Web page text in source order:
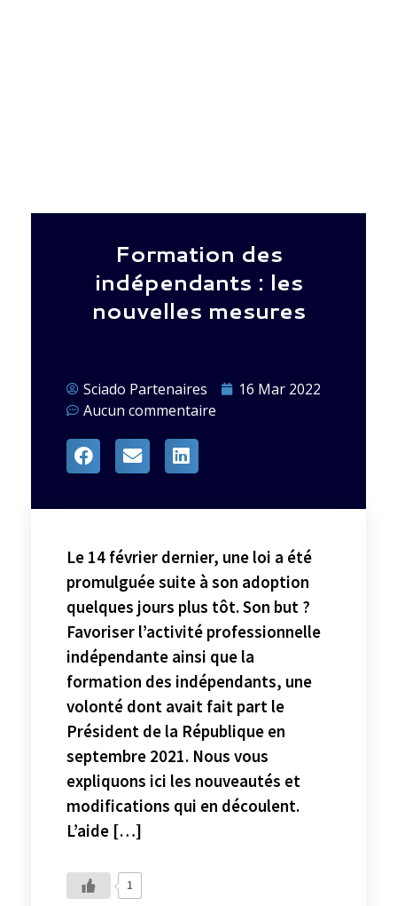
Formation des
indépendants : les
nouvelles mesures
Sciado Partenaires
16 Mar 2022
Aucun commentaire
Le 14 février dernier, une loi a été
promulguée suite à son adoption
quelques jours plus tôt. Son but ?
Favoriser l’activité professionnelle
indépendante ainsi que la
formation des indépendants, une
volonté dont avait fait part le
Président de la République en
septembre 2021. Nous vous
expliquons ici les nouveautés et
modifications qui en découlent.
L’aide […]
1